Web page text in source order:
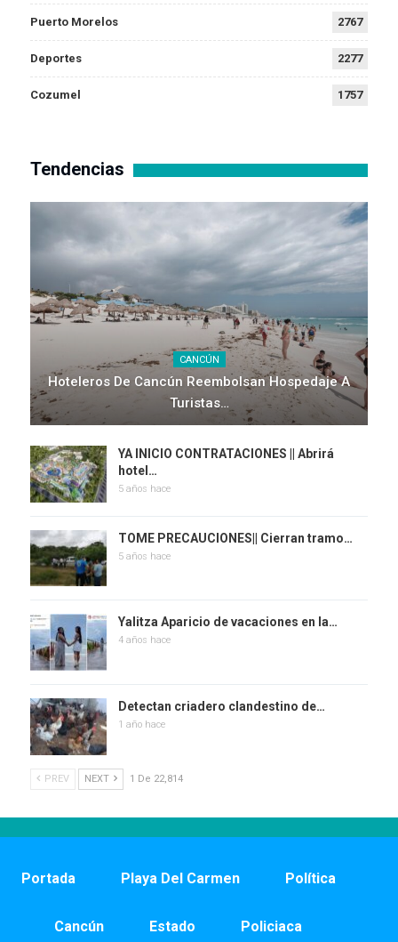
Puerto Morelos 2767
Deportes 2277
Cozumel 1757
Tendencias
CANCÚN
Hoteleros De Cancún Reembolsan Hospedaje A
Turistas…
YA INICIO CONTRATACIONES || Abrirá
hotel…
5 años hace
TOME PRECAUCIONES|| Cierran tramo…
5 años hace
Yalitza Aparicio de vacaciones en la…
4 años hace
Detectan criadero clandestino de…
1 año hace
PREV NEXT 1 De 22,814
Portada Playa Del Carmen Política
Cancún Estado Policiaca